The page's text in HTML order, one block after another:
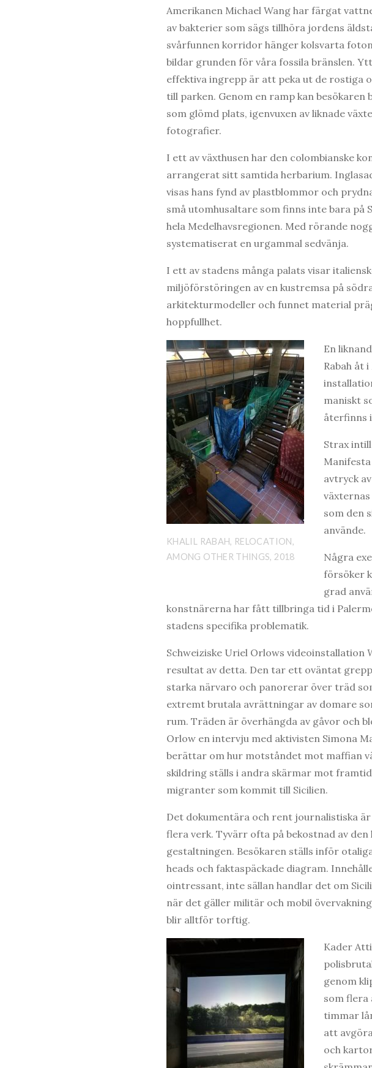
Amerikanen Michael Wang har färgat
av bakterier som sägs tillhöra jordens
svårfunnen korridor hänger kolsvarta
bildar grunden för våra fossila bränslen.
effektiva ingrepp är att peka ut de rostiga
till parken. Genom en ramp kan besökaren
som glömd plats, igenvuxen av liknade
fotografier.
I ett av växthusen har den colombianske
arrangerat sitt samtida herbarium.
visas hans fynd av plastblommor och
små utomhusaltare som finns inte bara på
hela Medelhavsregionen. Med rörande
systematiserat en urgammal sedvänja.
I ett av stadens många palats visar
miljöförstöringen av en kustremsa på
arkitekturmodeller och funnet material
hoppfullhet.
KHALIL RABAH, RELOCATION,
AMONG OTHER THINGS, 2018
En
Rabah åt i
maniskt
återfinns
Strax
avtryck
som den
använde.
Några
försöker
grad
konstnärerna har fått tillbringa tid i
stadens specifika problematik.
Schweiziske Uriel Orlows videoinstallation
resultat av detta. Den tar ett oväntat
starka närvaro och panorerar över träd
extremt brutala avrättningar av domare
rum. Träden är överhängda av gåvor och
Orlow en intervju med aktivisten Simona
berättar om hur motståndet mot maffian
skildring ställs i andra skärmar mot
migranter som kommit till Sicilien.
Det dokumentära och rent journalistiska
flera verk. Tyvärr ofta på bekostnad av
gestaltningen. Besökaren ställs inför
heads och faktaspäckade diagram.
ointressant, inte sällan handlar det om
när det gäller militär och mobil
blir alltför torftig.
Kader
genom
som flera
timmar
att
och